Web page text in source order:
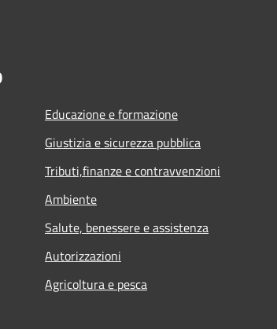
Educazione e formazione
Giustizia e sicurezza pubblica
Tributi,finanze e contravvenzioni
Ambiente
Salute, benessere e assistenza
Autorizzazioni
Agricoltura e pesca